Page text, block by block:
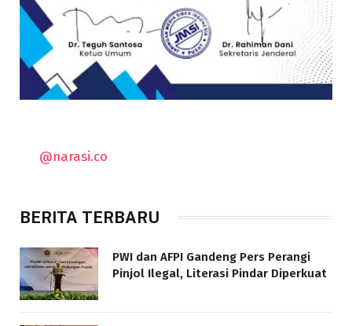
@narasi.co
BERITA TERBARU
PWI dan AFPI Gandeng Pers Perangi
Pinjol Ilegal, Literasi Pindar Diperkuat